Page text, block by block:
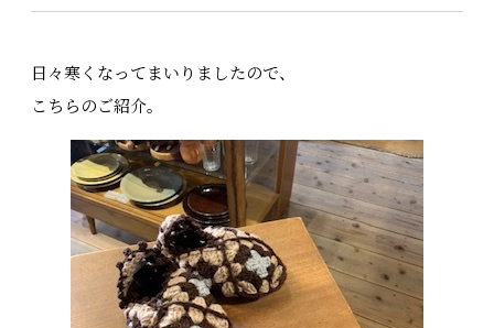
日々寒くなってまいりましたので、
こちらのご紹介。